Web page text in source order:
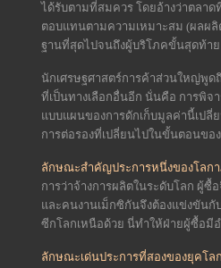
ได้รับตามที่สมควร โดยอ้างว่าตลา
ตอบแทนตามความเหมาะสม (ผลผลิ
ฐานที่สุดไปจนถึงผู้บริโภคขั้นสุดท้าย
นักเศรษฐศาสตร์การค้าส่วนใหญ่พู
ที่เป็นทางเลือกอื่นอีก นั่นคือ การพิจ
แบบแผนของการดักเก็บมูลค่านี้เป
การต่อรองที่เปลี่ยนไปในขั้นตอนขอ
ลักษณะสำคัญประการหนึ่งของโลก
การว่าจ้างการผลิตในระดับโลก ผู้ซื้
และคนงานเม็กซิกันจึงต้องแข่งขัน
ซีกโลกเหนือด้วย นี่ทำให้ฝ่ายผู้ซื้อมี
ลักษณะเด่นประการที่สองของยุคโล